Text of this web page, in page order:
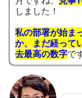
しました！
私の部署が始ま
か、まだ経って
去最高の数字で